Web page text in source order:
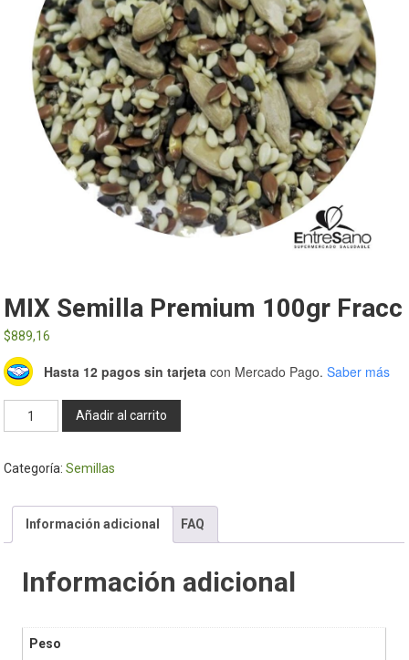
MIX Semilla Premium 100gr Fracc
$889,16
Hasta 12 pagos sin tarjeta con Mercado Pago. Saber más
Semilla
100gr
cantidad
Añadir al carrito
Categoría:Semillas
Información adicional FAQ
Información adicional
Peso